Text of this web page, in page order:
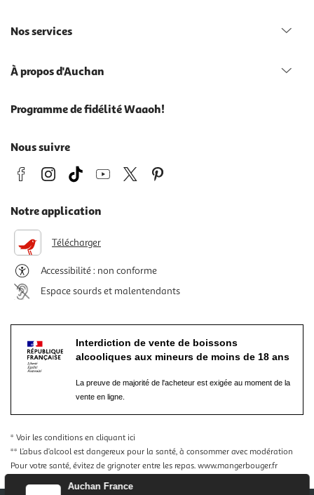
Auchan France
Nos services
À propos d'Auchan
Programme de fidélité Waaoh!
Nous suivre
Notre application
Télécharger
Accessibilité : non conforme
Espace sourds et malentendants
Interdiction de vente de boissons
alcooliques aux mineurs de moins de 18 ans
La preuve de majorité de l'acheteur est exigée au moment de la
vente en ligne.
* Voir les conditions en cliquant ici
** L’abus d’alcool est dangereux pour la santé, à consommer avec modération
Pour votre santé, évitez de grignoter entre les repas. www.mangerbouger.fr